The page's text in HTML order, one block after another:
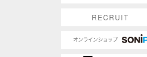
RECRUIT